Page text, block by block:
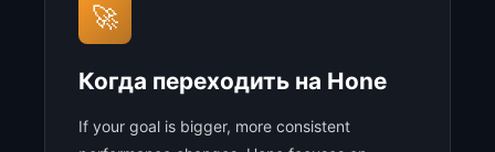
🚀
Когда переходить на Hone
If your goal is bigger, more consistent